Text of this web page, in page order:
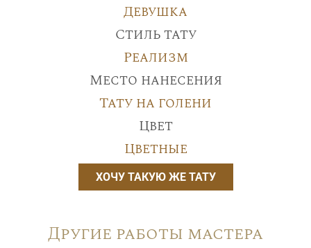
Девушка
Стиль тату
Реализм
Место нанесения
Тату на голени
Цвет
Цветные
ХОЧУ ТАКУЮ ЖЕ ТАТУ
Другие работы мастера